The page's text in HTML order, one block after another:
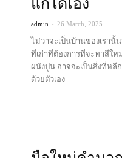
แก้ได้เอง
admin - 26 March, 2025
ไม่ว่าจะเป็นบ้านของเรานั้
ที่เก่าที่ต้องการที่จะทาสีใ
ผนังปูน อาจจะเป็นสิ่งที่หลี
ด้วยตัวเอง